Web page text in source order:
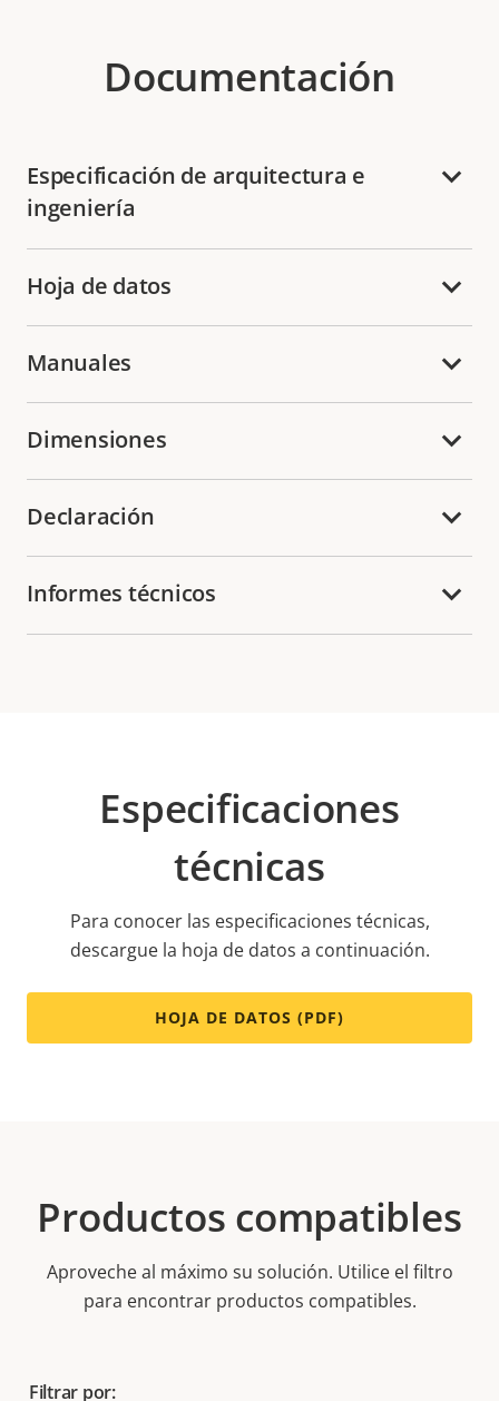
Documentación
Especificación de arquitectura e
ingeniería
Hoja de datos
Manuales
Dimensiones
Declaración
Informes técnicos
Especificaciones
técnicas
Para conocer las especificaciones técnicas,
descargue la hoja de datos a continuación.
HOJA DE DATOS (PDF)
Productos compatibles
Aproveche al máximo su solución. Utilice el filtro
para encontrar productos compatibles.
Filtrar por: